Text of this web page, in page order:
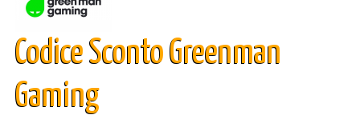
Codice Sconto Greenman
Gaming